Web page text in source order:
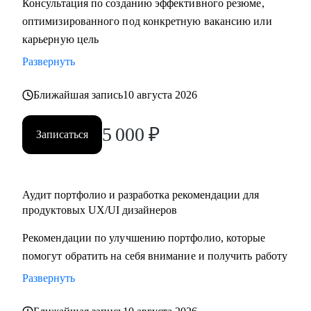
Консультация по созданию эффективного резюме,
оптимизированного под конкретную вакансию или
карьерную цель
Развернуть
Ближайшая запись10 августа 2026
Записаться 5 000 ₽
Аудит портфолио и разработка рекомендации для
продуктовых UX/UI дизайнеров
Рекомендации по улучшению портфолио, которые
помогут обратить на себя внимание и получить работу
Развернуть